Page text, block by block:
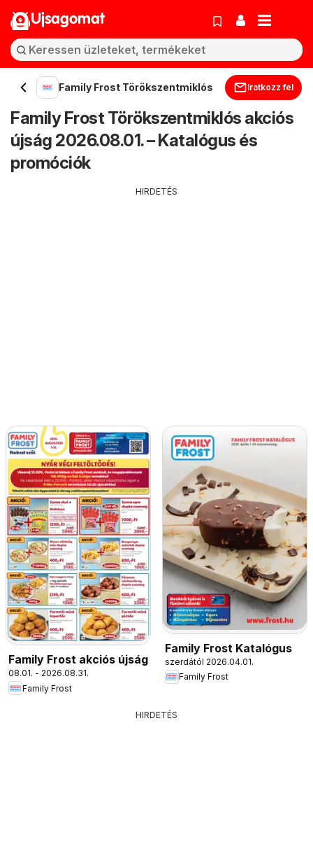
Ujsagomat
Family Frost Törökszentmiklós Iratkozz fel
Family Frost Törökszentmiklós akciós
újság 2026.08.01. – Katalógus és
promóciók
HIRDETÉS
Family Frost akciós újság
08.01. - 2026.08.31.
Family Frost
Family Frost Katalógus
szerdától 2026.04.01.
Family Frost
HIRDETÉS